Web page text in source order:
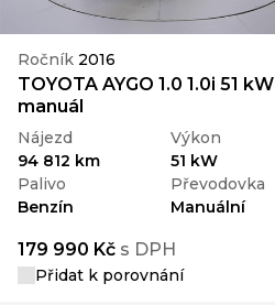
Ročník 2016
TOYOTA AYGO 1.0 1.0i 51 kW
manuál
Nájezd
94 812 km
Výkon
51 kW
Palivo
Benzín
Převodovka
Manuální
179 990 Kč s DPH
Přidat k porovnání